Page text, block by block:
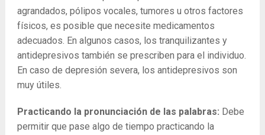
agrandados, pólipos vocales, tumores u otros factores
físicos, es posible que necesite medicamentos
adecuados. En algunos casos, los tranquilizantes y
antidepresivos también se prescriben para el individuo.
En caso de depresión severa, los antidepresivos son
muy útiles.
Practicando la pronunciación de las palabras: Debe
permitir que pase algo de tiempo practicando la